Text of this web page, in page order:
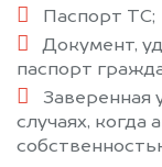
Паспорт ТС;
Документ,
паспорт
Заверенная
случаях, когда